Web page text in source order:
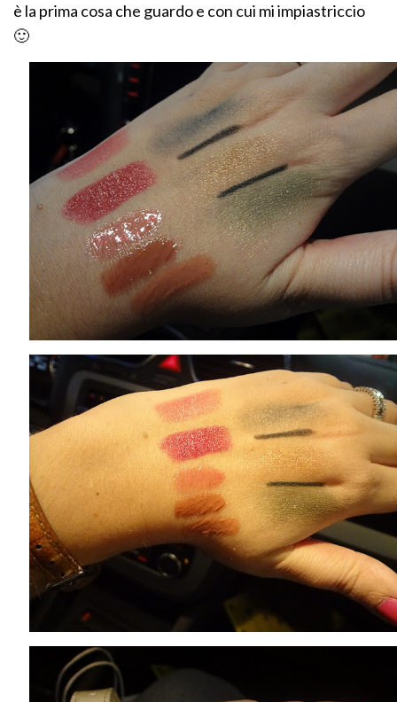
è la prima cosa che guardo e con cui mi impiastriccio
🙂